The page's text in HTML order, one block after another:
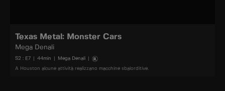
Texas Metal: Monster Cars
Mega Denali
S2 : E7 44min Mega Denali
A Houston alcune attività realizzano macchine sbalorditive.